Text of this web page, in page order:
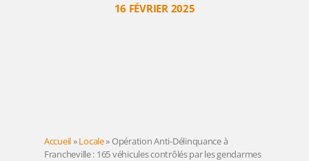
16 FÉVRIER 2025
Accueil»Locale» Opération Anti-Délinquance à
Francheville : 165 véhicules contrôlés par les gendarmes